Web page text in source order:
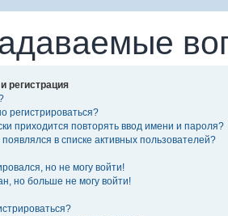
регистрация
регистрироваться?
приходится повторять ввод имени и пароля?
в списке активных пользователей?
но не могу войти!
но больше не могу войти!